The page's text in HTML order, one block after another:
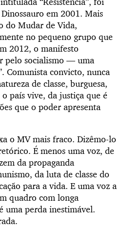
em 2001. Mais
do Mudar de Vida,
no pequeno grupo que
2012, o manifesto
pelo socialismo — uma
Comunista convicto, nunca
de classe, burguesa,
país vive, da justiça que é
que o poder apresenta
o MV mais fraco. Dizêmo-lo
É menos uma voz, de
da propaganda
da luta de classe do
para a vida. E uma voz a
quadro com longa
uma perda inestimável.